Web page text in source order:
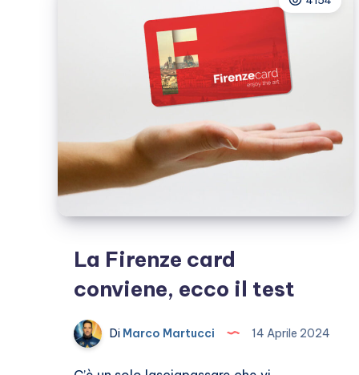
notte
gratis
La Firenze card
conviene, ecco il test
Di Marco Martucci 14 Aprile 2024